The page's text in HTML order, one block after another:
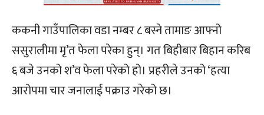
ककनी गाउँपालिका वडा नम्बर ८ बस्ने तामाङ आफ्नो
ससुरालीमा मृ’त फेला परेका हुन्। गत बिहीबार बिहान करिब
६ बजे उनको श’व फेला परेको हो। प्रहरीले उनको ‘हत्या
आरोपमा चार जनालाई पक्राउ गरेको छ।